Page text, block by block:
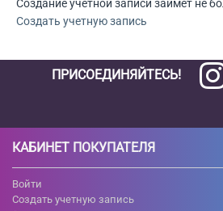
Создание учетной записи займет не
Создать учетную запись
ПРИСОЕДИНЯЙТЕСЬ!
КАБИНЕТ ПОКУПАТЕЛЯ
Войти
Создать учетную запись